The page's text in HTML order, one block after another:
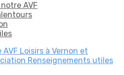
AVF
AVF Loisirs à Vernon et
Renseignements utiles